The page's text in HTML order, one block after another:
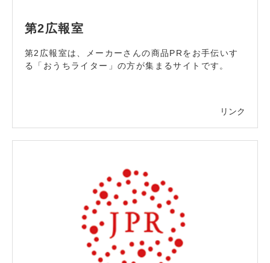
第2広報室
第2広報室は、メーカーさんの商品PRをお手伝いす
る「おうちライター」の方が集まるサイトです。
リンク